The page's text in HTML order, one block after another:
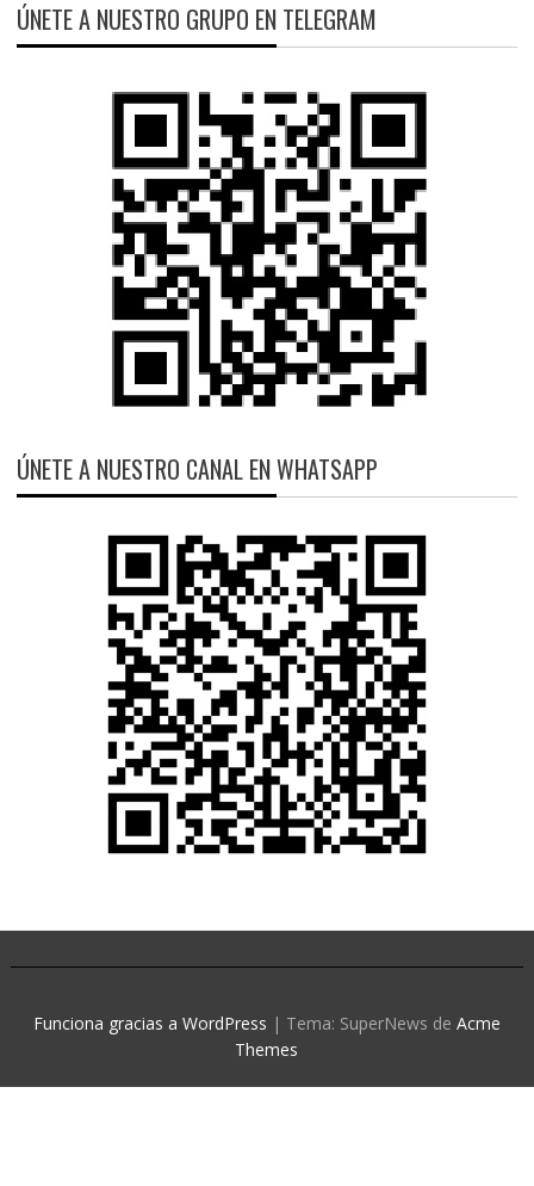
ÚNETE A NUESTRO GRUPO EN TELEGRAM
ÚNETE A NUESTRO CANAL EN WHATSAPP
Funciona gracias a WordPress | Tema: SuperNews de Acme
Themes